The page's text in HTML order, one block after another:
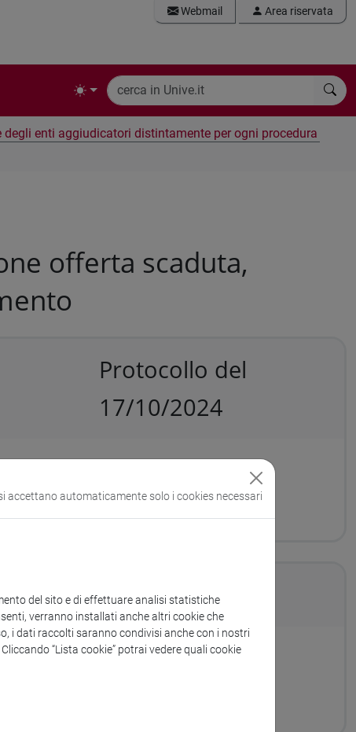
Webmail Area riservata
enti aggiudicatori distintamente per ogni procedura
offerta scaduta,
Protocollo del
17/10/2024
di segnaletica per la sede di Ca' Cappello
accettano automaticamente solo i cookies necessari
del sito e di effettuare analisi statistiche
verranno installati anche altri cookie che
i dati raccolti saranno condivisi anche con i nostri
“Lista cookie” potrai vedere quali cookie